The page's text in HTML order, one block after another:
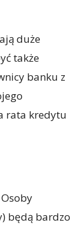
duże
także
banku z
rata kredytu
będą bardzo